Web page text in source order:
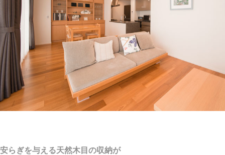
安らぎを与える天然木目の収納が